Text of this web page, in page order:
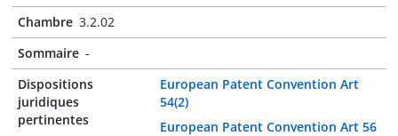
Chambre 3.2.02
Sommaire -
Dispositions
juridiques
pertinentes
European Patent Convention Art
54(2)
European Patent Convention Art 56